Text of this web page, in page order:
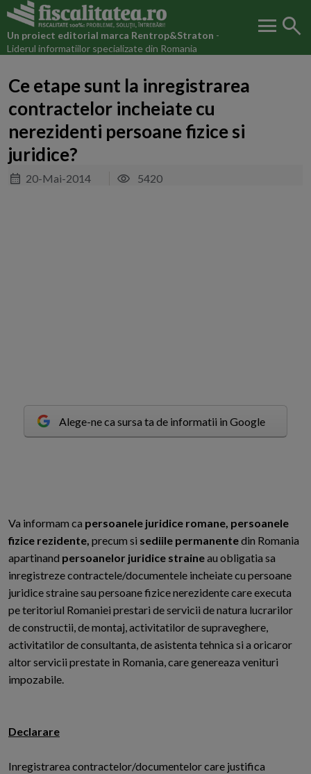
Un proiect editorial marca Rentrop&Straton -
Liderul informatiilor specializate din Romania
menu search
Ce etape sunt la inregistrarea
contractelor incheiate cu
nerezidenti persoane fizice si
juridice?
20-Mai-2014 5420
Alege-ne ca sursa ta de informatii in Google
Va informam ca persoanele juridice romane, persoanele
fizice rezidente, precum si sediile permanentedin Romania
apartinand persoanelor juridice straineau obligatia sa
inregistreze contractele/documentele incheiate cu persoane
juridice straine sau persoane fizice nerezidente care executa
pe teritoriul Romaniei prestari de servicii de natura lucrarilor
de constructii, de montaj, activitatilor de supraveghere,
activitatilor de consultanta, de asistenta tehnica si a oricaror
altor servicii prestate in Romania, care genereaza venituri
impozabile.
Declarare
Inregistrarea contractelor/documentelor care justifica